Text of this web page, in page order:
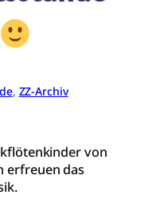
, ZZ-Archiv
von
erfreuen das